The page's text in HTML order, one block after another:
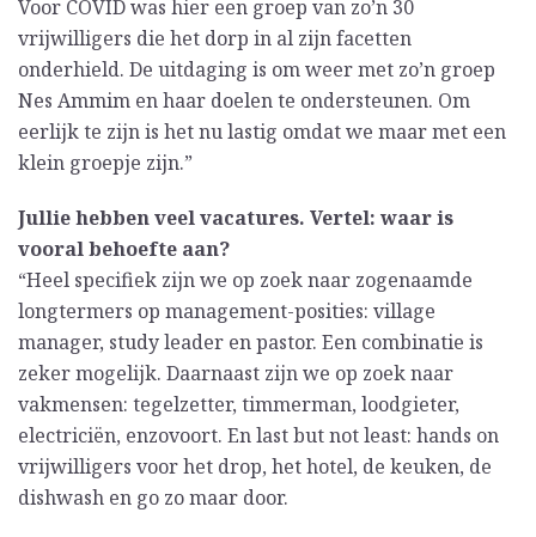
Voor COVID was hier een groep van zo’n 30
vrijwilligers die het dorp in al zijn facetten
onderhield. De uitdaging is om weer met zo’n groep
Nes Ammim en haar doelen te ondersteunen. Om
eerlijk te zijn is het nu lastig omdat we maar met een
klein groepje zijn.”
Jullie hebben veel vacatures. Vertel: waar is
vooral behoefte aan?
“Heel specifiek zijn we op zoek naar zogenaamde
longtermers op management-posities: village
manager, study leader en pastor. Een combinatie is
zeker mogelijk. Daarnaast zijn we op zoek naar
vakmensen: tegelzetter, timmerman, loodgieter,
electriciën, enzovoort. En last but not least: hands on
vrijwilligers voor het drop, het hotel, de keuken, de
dishwash en go zo maar door.